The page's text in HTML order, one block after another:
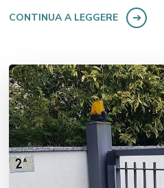
CONTINUA A LEGGERE